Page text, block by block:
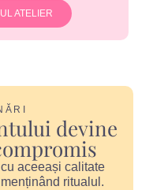
ATELIER
devine
aceeași calitate
ritualul.